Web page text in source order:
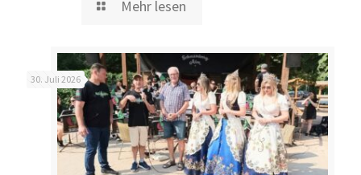
Mehr lesen
30. Juli 2026